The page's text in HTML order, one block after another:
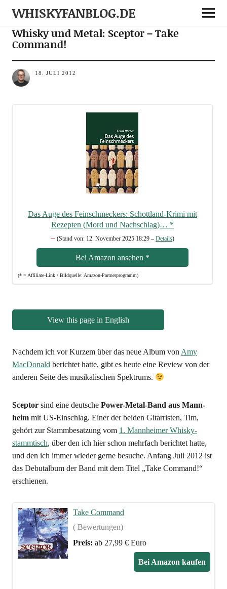
WHISKYFANBLOG.DE
MEDIA
Whisky und Metal: Sceptor – Take
Command!
18. JULI 2012
Das Auge des Fein­schme­ckers: Schott­land-Kri­mi mit
Rezep­ten (Mord und Nach­schlag)… *
– (Stand von: 12. Novem­ber 2025 18:29 – Details)
Bei Ama­zon anse­hen *
(* = Affi­lia­te-Link / Bild­quel­le: Amazon-Partnerprogramm)
View this page in English
Nach­dem ich vor Kur­zem über das neue Album von Amy
Mac­Do­nald berich­tet hat­te, gibt es heu­te eine Review von der
ande­ren Sei­te des musi­ka­li­schen Spektrums.
Scep­torsind eine deut­sche Power-Metal-Band aus Mann­
heimmit US-Ein­schlag. Einer der bei­den Gitar­ris­ten, Tim,
gehört zur Stamm­be­sat­zung vom 1. Mann­hei­mer Whis­ky­
stamm­tisch, über den ich hier schon mehr­fach berich­tet hat­te,
und den ich immer wie­der ger­ne besu­che. Anfang Juli 2012 ist
das Debut­al­bum der Band mit dem Titel „Take Com­mand!“
erschienen.
Take Com­mand
( Bewertungen)
Preis: ab 27,99 € Euro
Bei Ama­zon kaufen